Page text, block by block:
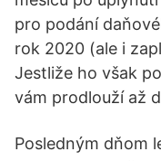
pro podání
rok 2020 (ale i
Jestliže ho však
vám prodlouží až
Posledným dňom